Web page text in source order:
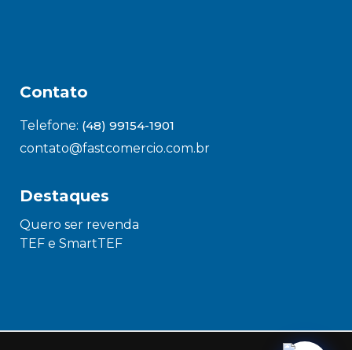
Contato
Telefone: (48) 99154-1901
contato@fastcomercio.com.br
Destaques
Quero ser revenda
TEF e SmartTEF